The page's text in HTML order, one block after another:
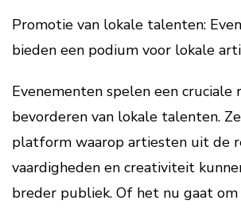
Promotie van lokale talenten:
bieden een podium voor lokale
Evenementen spelen een cruciale
bevorderen van lokale talenten.
platform waarop artiesten uit de
vaardigheden en creativiteit
breder publiek. Of het nu gaat om